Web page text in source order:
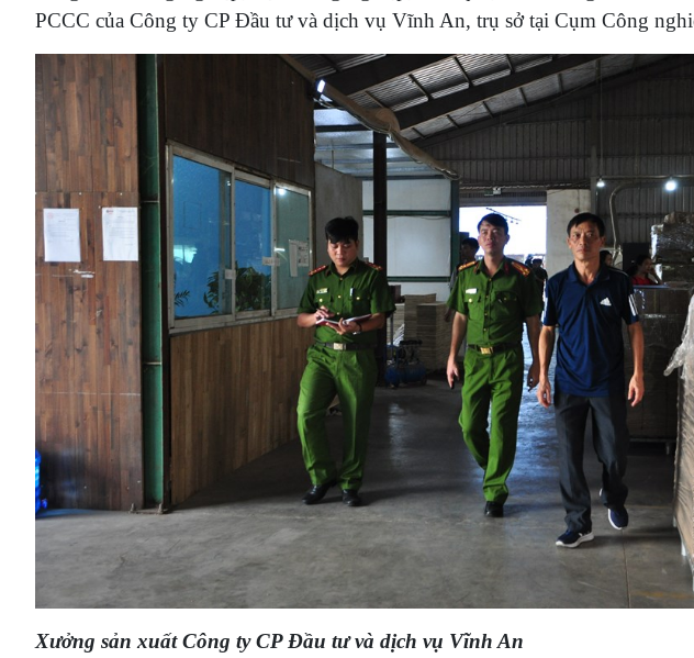
PCCC của Công ty CP Đầu tư và dịch vụ Vĩnh An, trụ sở tại Cụm Công
Xưởng sản xuất Công ty CP Đầu tư và dịch vụ Vĩnh An